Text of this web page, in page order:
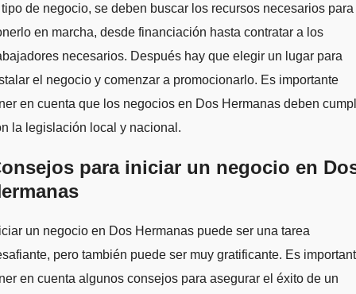
de negocio, se deben buscar los recursos necesarios para
en marcha, desde financiación hasta contratar a los
necesarios. Después hay que elegir un lugar para
el negocio y comenzar a promocionarlo. Es importante
en cuenta que los negocios en Dos Hermanas deben
la legislación local y nacional.
para iniciar un negocio en
un negocio en Dos Hermanas puede ser una tarea
pero también puede ser muy gratificante. Es
en cuenta algunos consejos para asegurar el éxito de un